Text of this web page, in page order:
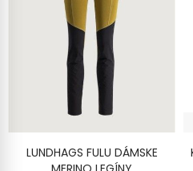
LUNDHAGS FULU DÁMSKE